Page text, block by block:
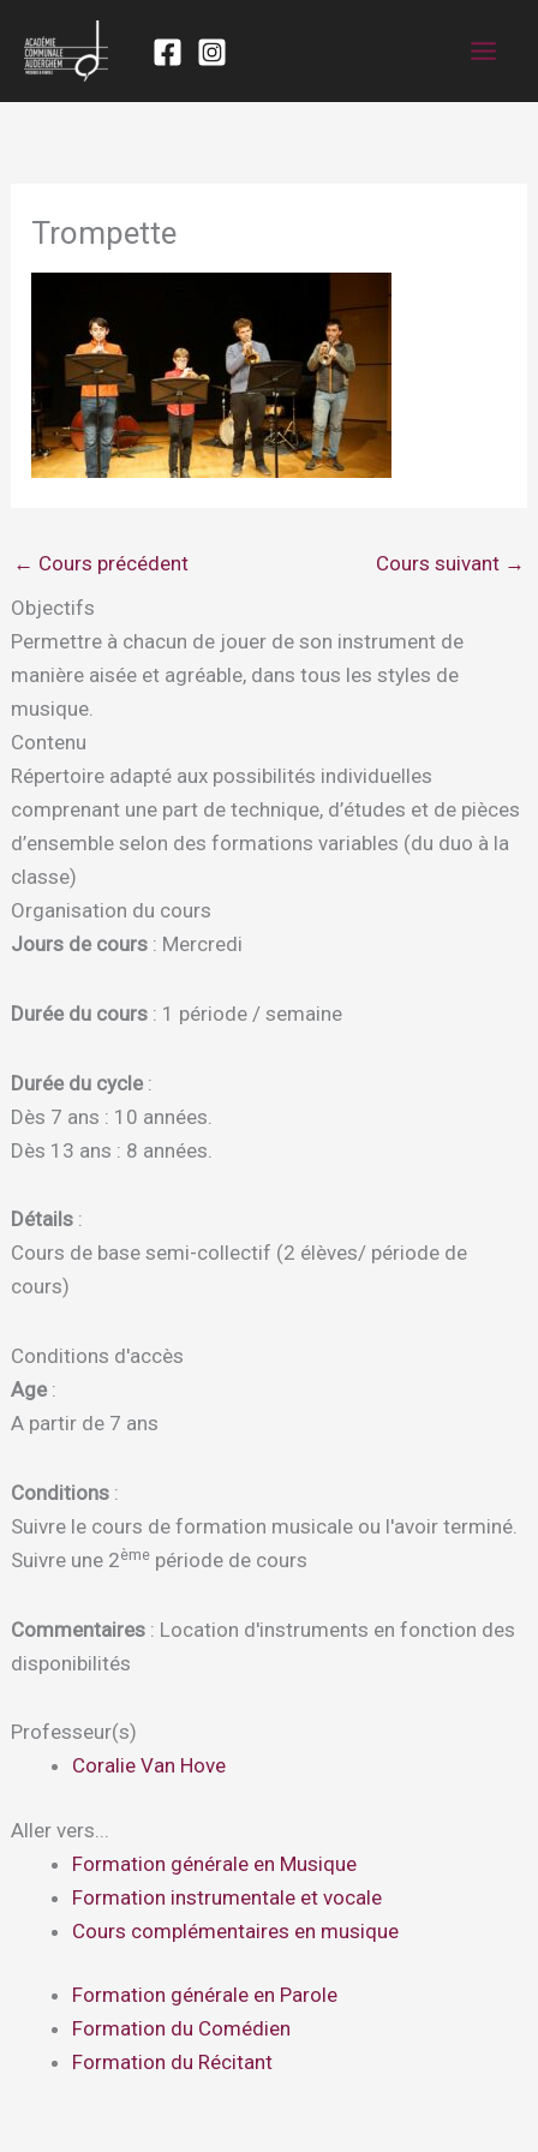
Trompette
← Cours précédent Cours suivant →
Objectifs
Permettre à chacun de jouer de son instrument de
manière aisée et agréable, dans tous les styles de
musique.
Contenu
Répertoire adapté aux possibilités individuelles
comprenant une part de technique, d’études et de pièces
d’ensemble selon des formations variables (du duo à la
classe)
Organisation du cours
Jours de cours : Mercredi
Durée du cours : 1 période / semaine
Durée du cycle:
Dès 7 ans : 10 années.
Dès 13 ans : 8 années.
Détails :
Cours de base semi-collectif (2 élèves/ période de
cours)
Conditions d'accès
Age:
A partir de 7 ans
Conditions :
Suivre le cours de formation musicale ou l'avoir terminé.
Suivre une 2ème période de cours
Commentaires : Location d'instruments en fonction des
disponibilités
Professeur(s)
Coralie Van Hove
Aller vers...
Formation générale en Musique
Formation instrumentale et vocale
Cours complémentaires en musique
Formation générale en Parole
Formation du Comédien
Formation du Récitant